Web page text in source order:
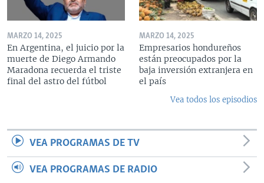
MARZO 14, 2025
En Argentina, el juicio por la
muerte de Diego Armando
Maradona recuerda el triste
final del astro del fútbol
MARZO 14, 2025
Empresarios hondureños
están preocupados por la
baja inversión extranjera en
el país
Vea todos los episodios
VEA PROGRAMAS DE TV
VEA PROGRAMAS DE RADIO